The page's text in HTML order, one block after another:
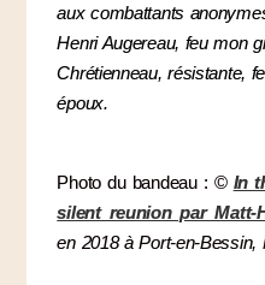
aux combattants
Henri Augereau, feu mon
Chrétienneau, résistante,
époux.
Photo du bandeau : © In
silent reunion par Matt-
en 2018 à Port-en-Bessin,